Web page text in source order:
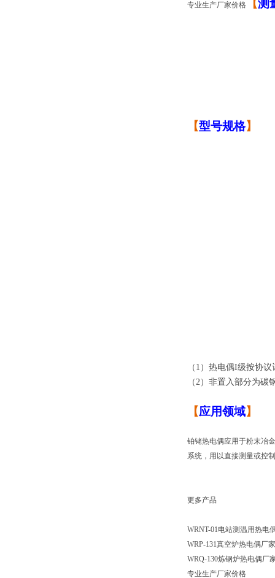
专业生产厂家价格 【测
【型号规格】
（1）热电偶I级按协议
（2）非置入部分为碳
【应用领域】
铂铑热电偶应用于粉末冶
系统，用以直接测量或控
更多产品
WRNT-01电站测温用热电
WRP-131真空炉热电偶厂
WRQ-130炼钢炉热电偶厂
专业生产厂家价格